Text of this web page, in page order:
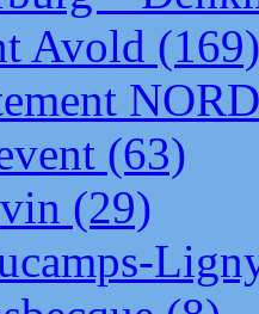
Avold (169)
NORD
(63)
(29)